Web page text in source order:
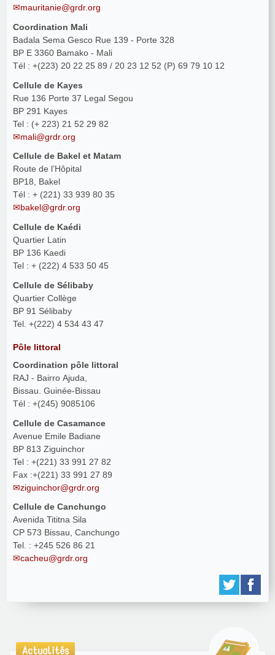
mauritanie@grdr.org
Coordination Mali
Badala Sema Gesco Rue 139 - Porte 328
BP E 3360 Bamako - Mali
Tél : +(223) 20 22 25 89 / 20 23 12 52 (P) 69 79 10 12
Cellule de Kayes
Rue 136 Porte 37 Legal Segou
BP 291 Kayes
Tel : (+ 223) 21 52 29 82
mali@grdr.org
Cellule de Bakel et Matam
Route de l’Hôpital
BP18, Bakel
Tél : + (221) 33 939 80 35
bakel@grdr.org
Cellule de Kaédi
Quartier Latin
BP 136 Kaedi
Tel : + (222) 4 533 50 45
Cellule de Sélibaby
Quartier Collège
BP 91 Sélibaby
Tel. +(222) 4 534 43 47
Pôle littoral
Coordination pôle littoral
RAJ - Bairro Ajuda,
Bissau. Guinée-Bissau
Tél : +(245) 9085106
Cellule de Casamance
Avenue Emile Badiane
BP 813 Ziguinchor
Tel : +(221) 33 991 27 82
Fax :+(221) 33 991 27 89
ziguinchor@grdr.org
Cellule de Canchungo
Avenida Tititna Sila
CP 573 Bissau, Canchungo
Tel. : +245 526 86 21
cacheu@grdr.org
Actualités